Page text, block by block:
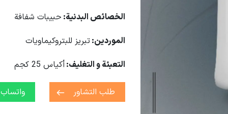
الخصائص البدنية: حبيبات شفافة
الموردين:تبريز للبتروكيماويات
التعبئة و التغليف:أكياس 25 كجم
طلب التشاور واتساب